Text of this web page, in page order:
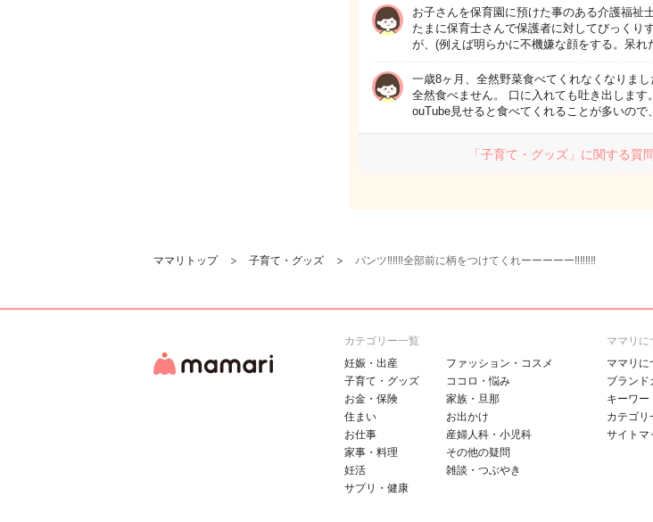
お子さんを保育園に預けた事のある介護福祉
たまに保育士さんで保護者に対してびっくり
が、(例えば明らかに不機嫌な顔をする。呆
一歳8ヶ月、全然野菜食べてくれなくなりま
全然食べません。 口に入れても吐き出しま
ouTube見せると食べてくれることが多いの
「子育て・グッズ」に関する質
ママリトップ 子育て・グッズ パンツ‼︎‼︎‼︎全部前に柄をつけてくれーーーーー‼︎‼︎‼︎‼︎
カテゴリー一覧
妊娠・出産
子育て・グッズ
お金・保険
住まい
お仕事
家事・料理
妊活
サプリ・健康
ファッション・コスメ
ココロ・悩み
家族・旦那
お出かけ
産婦人科・小児科
その他の疑問
雑談・つぶやき
ママリに
ママリに
ブランド
キーワー
カテゴリ
サイトマ